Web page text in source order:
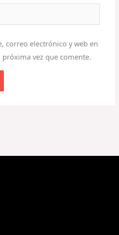
correo electrónico y web en
vez que comente.